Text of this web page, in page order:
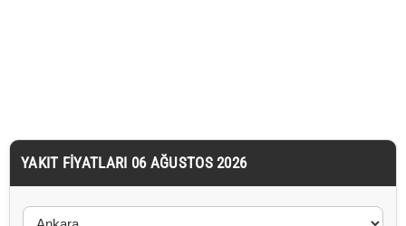
YAKIT FIYATLARI 06 AĞUSTOS 2026